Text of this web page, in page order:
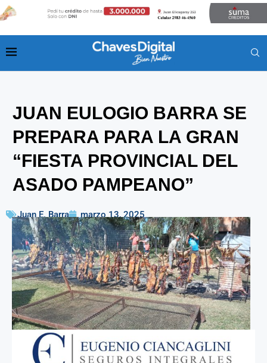
JUAN EULOGIO BARRA SE
PREPARA PARA LA GRAN
“FIESTA PROVINCIAL DEL
ASADO PAMPEANO”
Juan E. Barra marzo 13, 2025